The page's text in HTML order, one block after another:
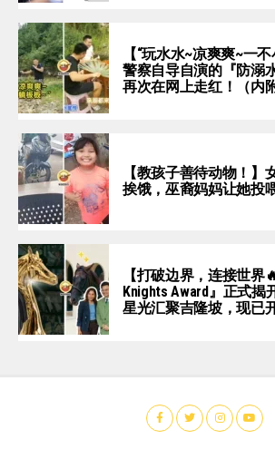
【“玩水水~凉爽爽~一不
警察自导自演的『防溺
再次在网上走红！（内
【教孩子善待动物！】
挨饿，巫裔妈妈让她投
【打破边界，连接世界
Knights Award』正式揭
星光汇聚吉隆坡，现已